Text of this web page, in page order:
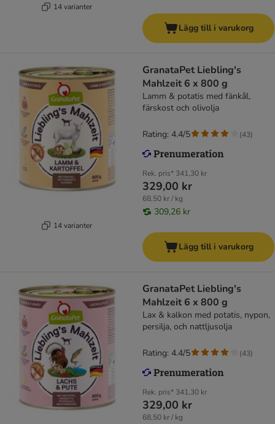
14 varianter
Lägg till i varukorg
14 varianter
GranataPet Liebling's
Mahlzeit 6 x 800 g
Lamm & potatis med fänkål,
färskost och olivolja
Rek. pris* 341,30 kr
329,00 kr
68,50 kr / kg
309,26 kr
Rating: 4.4/5 (43)
Lägg till i varukorg
GranataPet Liebling's
Mahlzeit 6 x 800 g
Lax & kalkon med potatis, nypon,
persilja, och nattljusolja
Rek. pris* 341,30 kr
329,00 kr
68,50 kr / kg
Rating: 4.4/5 (43)